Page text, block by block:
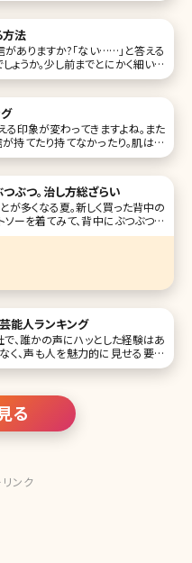
法
ありますか?「ない……」と答える
ょうか。少し前までとにかく細い脚
たが、最近ではメリハリのある脚
る印象が変わってきますよね。また
持てたり持てなかったり。肌は女
パーツよりも重要なポイントかもし
芸能人をまとめてみました!ランキ
ぶつ。治し方総ざらい
が多くなる夏。新しく買った背中の
ソーを着てみて、背中にぶつぶつが
……そんな経験はありませんか?薄
人目につきやすいものの普段、自
く、お手入れ不足になりがちなパ
能人ランキング
で、誰かの声にハッとした経験はあ
く、声も人を魅力的に見せる要素
惹きつけるような素敵な声を持つ芸
ん(@ko_shi
る
ンク